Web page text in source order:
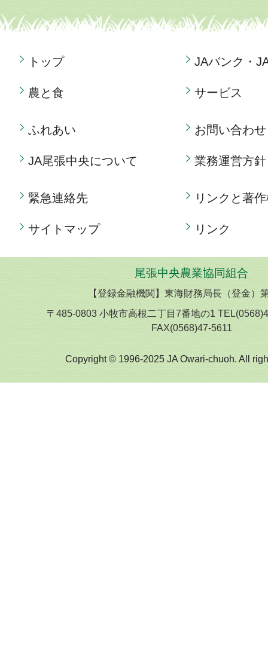
トップ
農と食
JAバンク・
サービス
ふれあい
JA尾張中央について
お問い合わせ
業務運営方針
緊急連絡先
サイトマップ
リンクと著
リンク
尾張中央農業協同組合
【登録金融機関】東海財務局長（登金）
〒485-0803 小牧市高根二丁目7番地の1
FAX(0568)47-5611
Copyright © 1996-2025 JA Owari-chuoh. All